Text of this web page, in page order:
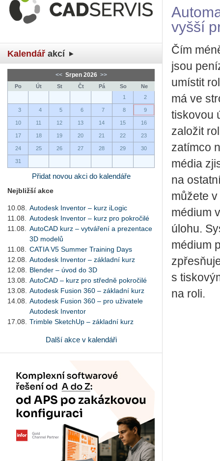
Kalendář akcí
<< Srpen 2026 >>
Po Út St Čt Pá So
Ne
1
2
3 4 5 6 7 8 9
10 11 12 13 14 15 16
17 18 19 20 21 22 23
24 25 26 27 28 29 30
31
Přidat novou akci do kalendáře
Nejbližší akce
10.08.
Autodesk Inventor – kurz iLogic
11.08.
Autodesk Inventor – kurz pro pokročilé
11.08.
AutoCAD kurz – vytváření a prezentace
3D modelů
11.08.
CATIA V5 Summer Training Days
12.08.
Autodesk Inventor – základní kurz
12.08.
Blender – úvod do 3D
13.08.
AutoCAD – kurz pro středně pokročilé
13.08.
Autodesk Fusion 360 – základní kurz
14.08.
Autodesk Fusion 360 – pro uživatele
Autodesk Inventor
17.08.
Trimble SketchUp – základní kurz
Další akce v kalendáři
vyšší
Čím
jsou
umístit
má ve
tiskovou
založit
zatímco
média
na
můžete
médium
úlohu.
médium
s
na roli.